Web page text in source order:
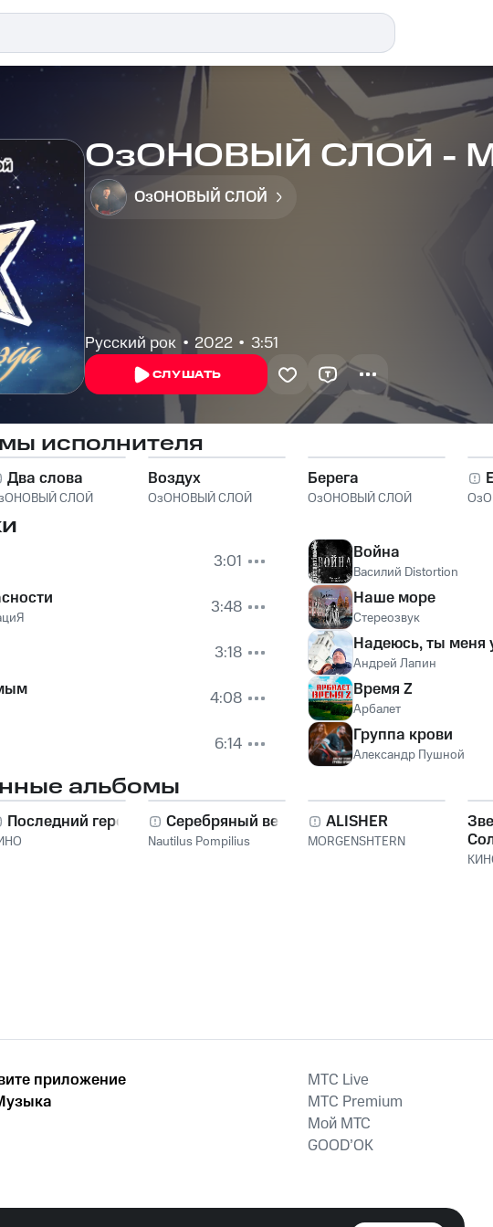
ОзОНОВЫЙ СЛОЙ -
ОзОНОВЫЙ СЛОЙ
Русский рок 2022 3:51
СЛУШАТЬ
исполнителя
Два слова
СЛОЙ
Воздух
ОзОНОВЫЙ СЛОЙ
Берега
ОзОНОВЫЙ СЛОЙ
3:01
3:48
3:18
4:08
6:14
Война
Василий Distortion
Наше море
Стереозвук
Надеюсь, ты
Андрей Лапин
Время Z
Арбалет
Группа крови
Александр Пушной
альбомы
Последний герой Серебряный век
Nautilus Pompilius
ALISHER
MORGENSHTERN
приложение
MTС Live
MTС Premium
Мой МТС
GOOD’OK